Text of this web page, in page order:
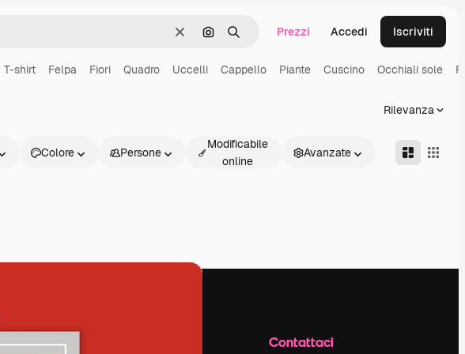
CancellaCerca per immagine
Ricerca Prezzi Accedi Iscriviti
T-shirt Felpa Fiori Quadro Uccelli Cappello Piante Cuscino Occhiali sole
Rilevanza
Colore Persone
Modificabile
online
Avanzate
Inizia Contattaci